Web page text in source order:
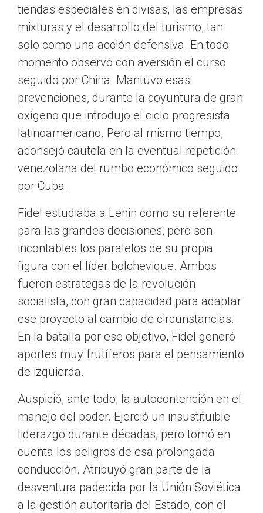
tiendas especiales en divisas, las empresas
mixturas y el desarrollo del turismo, tan
solo como una acción defensiva. En todo
momento observó con aversión el curso
seguido por China. Mantuvo esas
prevenciones, durante la coyuntura de gran
oxígeno que introdujo el ciclo progresista
latinoamericano. Pero al mismo tiempo,
aconsejó cautela en la eventual repetición
venezolana del rumbo económico seguido
por Cuba.
Fidel estudiaba a Lenin como su referente
para las grandes decisiones, pero son
incontables los paralelos de su propia
figura con el líder bolchevique. Ambos
fueron estrategas de la revolución
socialista, con gran capacidad para adaptar
ese proyecto al cambio de circunstancias.
En la batalla por ese objetivo, Fidel generó
aportes muy frutíferos para el pensamiento
de izquierda.
Auspició, ante todo, la autocontención en el
manejo del poder. Ejerció un insustituible
liderazgo durante décadas, pero tomó en
cuenta los peligros de esa prolongada
conducción. Atribuyó gran parte de la
desventura padecida por la Unión Soviética
a la gestión autoritaria del Estado, con el